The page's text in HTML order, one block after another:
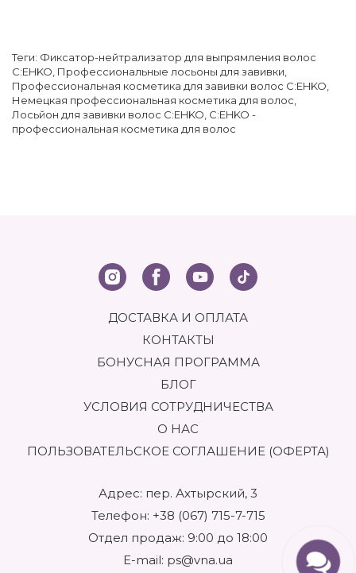
Теги: Фиксатор-нейтрализатор для выпрямления волос
C:EHKO Профессиональные лосьоны для завивки
Профессиональная косметика для завивки волос C:EHKO
Немецкая профессиональная косметика для волос
Лосьйон для завивки волос C:EHKO C:EHKO -
профессиональная косметика для волос
ДОСТАВКА И ОПЛАТА
КОНТАКТЫ
БОНУСНАЯ ПРОГРАММА
БЛОГ
УСЛОВИЯ СОТРУДНИЧЕСТВА
О НАС
ПОЛЬЗОВАТЕЛЬСКОЕ СОГЛАШЕНИЕ (ОФЕРТА)
Адрес: пер. Ахтырский, 3
Телефон: +38 (067) 715-7-715
Отдел продаж: 9:00 до 18:00
E-mail: ps@vna.ua